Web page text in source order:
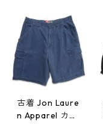
古着 Jon Laure
n Apparel カー